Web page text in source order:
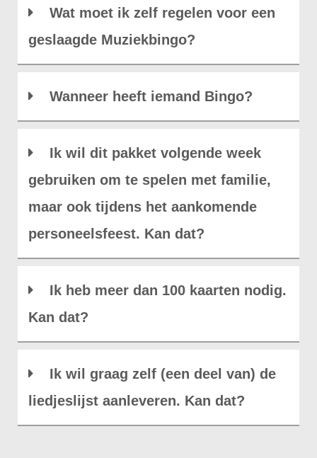
Wat moet ik zelf regelen voor een
geslaagde Muziekbingo?
Wanneer heeft iemand Bingo?
Ik wil dit pakket volgende week
gebruiken om te spelen met familie,
maar ook tijdens het aankomende
personeelsfeest. Kan dat?
Ik heb meer dan 100 kaarten nodig.
Kan dat?
Ik wil graag zelf (een deel van) de
liedjeslijst aanleveren. Kan dat?